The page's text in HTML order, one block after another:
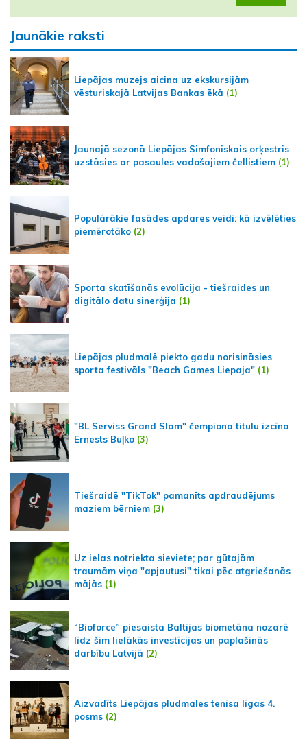
Jaunākie raksti
Liepājas muzejs aicina uz ekskursijām
vēsturiskajā Latvijas Bankas ēkā (1)
Jaunajā sezonā Liepājas Simfoniskais orķestris
uzstāsies ar pasaules vadošajiem čellistiem (1)
Populārākie fasādes apdares veidi: kā izvēlēties
piemērotāko (2)
Sporta skatīšanās evolūcija - tiešraides un
digitālo datu sinerģija (1)
Liepājas pludmalē piekto gadu norisināsies
sporta festivāls "Beach Games Liepaja" (1)
"BL Serviss Grand Slam" čempiona titulu izcīna
Ernests Buļko (3)
Tiešraidē "TikTok" pamanīts apdraudējums
maziem bērniem (3)
Uz ielas notriekta sieviete; par gūtajām
traumām viņa "apjautusi" tikai pēc atgriešanās
mājās (1)
“Bioforce” piesaista Baltijas biometāna nozarē
līdz šim lielākās investīcijas un paplašinās
darbību Latvijā (2)
Aizvadīts Liepājas pludmales tenisa līgas 4.
posms (2)